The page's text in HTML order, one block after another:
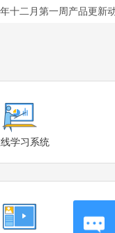
十二月第一周产品更新
学习系统